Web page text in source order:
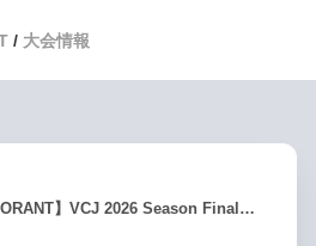
大会情報
】VCJ 2026 Season Final…